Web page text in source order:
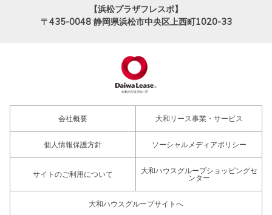
【浜松プラザフレスポ】
〒435-0048 静岡県浜松市中央区上西町1020-33
会社概要 大和リース事業・サービス
個人情報保護方針 ソーシャルメディアポリシー
サイトのご利用について
大和ハウスグループショッピングセ
ンター
大和ハウスグループサイトへ